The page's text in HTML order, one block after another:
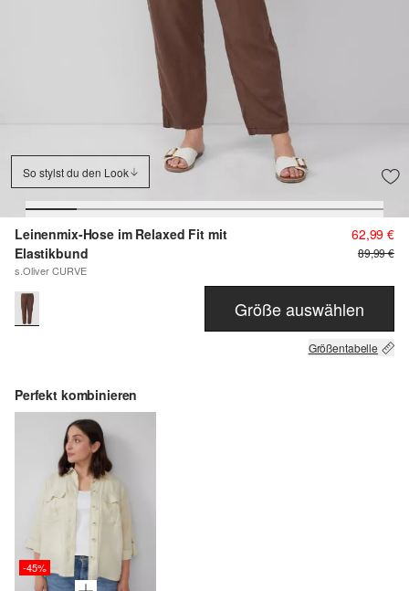
So stylst du den Look
Leinenmix-Hose im Relaxed Fit mit
Elastikbund
s.Oliver CURVE
62,99 €
89,99 €
Größe auswählen
Größentabelle
Perfekt kombinieren
-45%